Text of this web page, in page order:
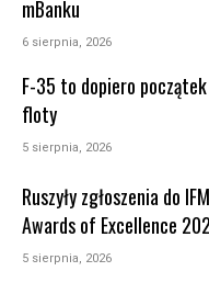
mBanku
6 sierpnia, 2026
F-35 to dopiero
floty
5 sierpnia, 2026
Ruszyły zgłoszenia do
Awards of Excellence
5 sierpnia, 2026